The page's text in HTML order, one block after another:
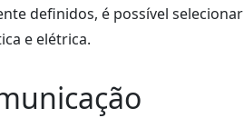
definidos, é possível
e elétrica.